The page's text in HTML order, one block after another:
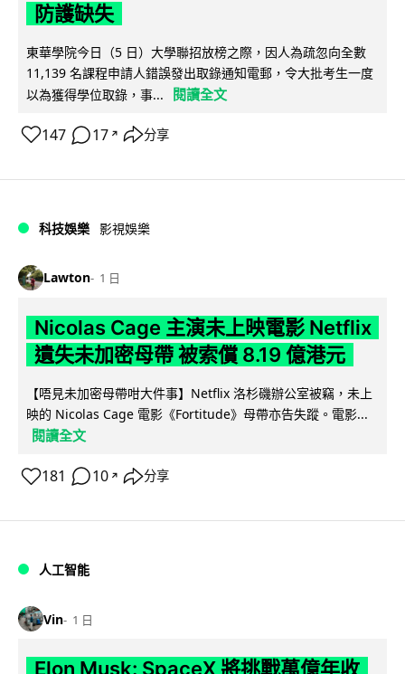
防護缺失
東華學院今日（5 日）大學聯招放榜之際，因人為疏忽向全數
11,139 名課程申請人錯誤發出取錄通知電郵，令大批考生一度
以為獲得學位取錄，事...
閱讀全文
147 17 ↗ 分享
科技娛樂 影視娛樂
Lawton 1 日
Nicolas Cage 主演未上映電影 Netflix
遺失未加密母帶 被索償 8.19 億港元
【唔見未加密母帶咁大件事】Netflix 洛杉磯辦公室被竊，未上
映的 Nicolas Cage 電影《Fortitude》母帶亦告失蹤。電影...
閱讀全文
181 10 ↗ 分享
人工智能
Vin 1 日
Elon Musk: SpaceX 將挑戰萬億年收